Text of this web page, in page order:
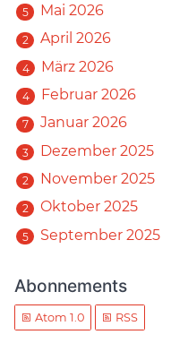
5 Mai 2026
2 April 2026
4 März 2026
4 Februar 2026
7 Januar 2026
3 Dezember 2025
2 November 2025
2 Oktober 2025
5 September 2025
Abonnements
Atom 1.0 RSS